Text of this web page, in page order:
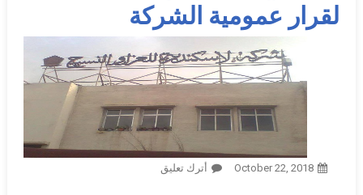
لقرار عمومية الشركة
October 22, 2018 أترك تعليق